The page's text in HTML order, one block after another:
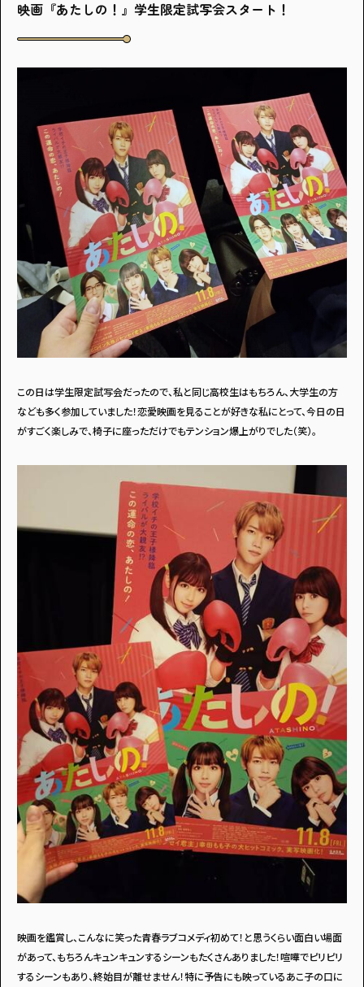
映画『あたしの！』学生限定試写会スタート！
この日は学生限定試写会だったので、私と同じ高校生はもちろん、大学生の方
なども多く参加していました！恋愛映画を見ることが好きな私にとって、今日の日
がすごく楽しみで、椅子に座っただけでもテンション爆上がりでした（笑）。
映画を鑑賞し、こんなに笑った青春ラブコメディ初めて！と思うくらい面白い場面
があって、もちろんキュンキュンするシーンもたくさんありました！喧嘩でピリピリ
するシーンもあり、終始目が離せません！特に予告にも映っているあこ子の口に